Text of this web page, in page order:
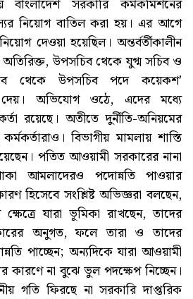
বাংলাদেশ সরকারি কর্মকমিশনের
নিয়োগ বাতিল করা হয়। এর আগে
দেওয়া হয়েছিল। অন্তর্বর্তীকালীন
উপসচিব থেকে যুগ্ম সচিব ও
থেকে উপসচিব পদে কয়েকশ’
দেয়। অভিযোগ ওঠে, এদের মধ্যে
রয়েছে। অতীতে দুর্নীতি-অনিয়মের
বিভাগীয় মামলায় শাস্তি
পতিত আওয়ামী সরকারের নানা
আমলাদেরও পদোন্নতি পাওয়ার
হিসেবে সংশ্লিষ্ট অভিজ্ঞরা বলছেন,
যারা ভূমিকা রাখছেন, তাদের
অনুগত, ফলে তারা ও তাদের
পাচ্ছেন; অন্যদিকে যারা আওয়ামী
না বুঝে ভুল পদক্ষেপ নিচ্ছেন।
গতি ফিরছে না সরকারি দাপ্তরিক